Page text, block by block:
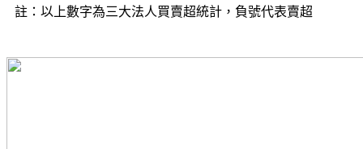
註：以上數字為三大法人買賣超統計，負號代表賣超